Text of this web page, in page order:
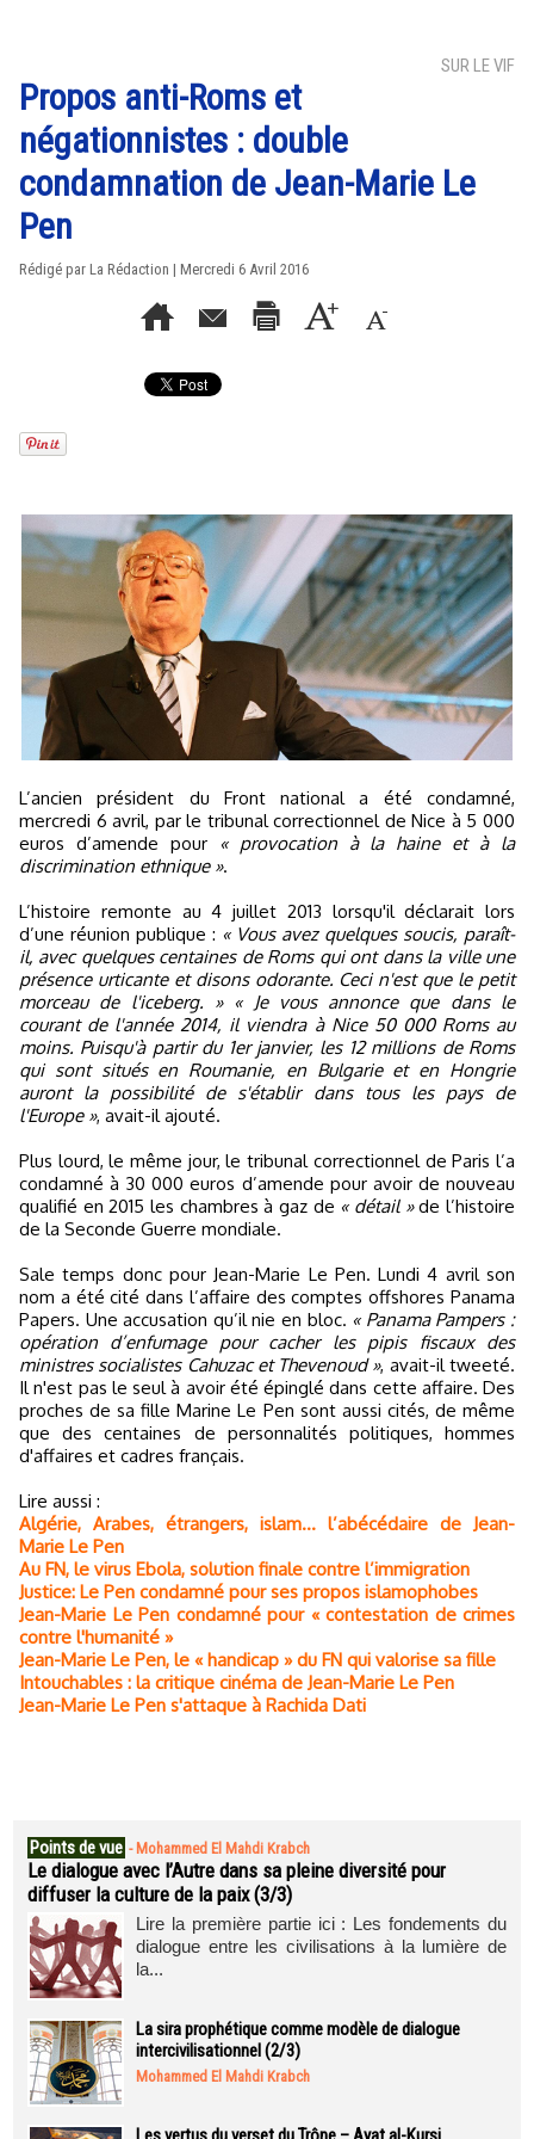
SUR LE VIF
Propos anti-Roms et
négationnistes : double
condamnation de Jean-Marie Le
Pen
Rédigé par La Rédaction | Mercredi 6 Avril 2016
L’ancien président du Front national a été condamné,
mercredi 6 avril, par le tribunal correctionnel de Nice à 5 000
euros d’amende pour
« provocation à la haine et à la
discrimination ethnique ».
L’histoire remonte au 4 juillet 2013 lorsqu'il déclarait lors
d’une réunion publique : « Vous avez quelques soucis, paraît-
il, avec quelques centaines de Roms qui ont dans la ville une
présence urticante et disons odorante. Ceci n'est que le petit
morceau de l'iceberg. » « Je vous annonce que dans le
courant de l'année 2014, il viendra à Nice 50 000 Roms au
moins. Puisqu'à partir du 1er janvier, les 12 millions de Roms
qui sont situés en Roumanie, en Bulgarie et en Hongrie
auront la possibilité de s'établir dans tous les pays de
l'Europe », avait-il ajouté.
Plus lourd, le même jour, le tribunal correctionnel de Paris l’a
condamné à 30 000 euros d’amende pour avoir de nouveau
qualifié en 2015 les chambres à gaz de « détail »de l’histoire
de la Seconde Guerre mondiale.
Sale temps donc pour Jean-Marie Le Pen. Lundi 4 avril son
nom a été cité dans l’affaire des comptes offshores Panama
Papers. Une accusation qu’il nie en bloc. « Panama Pampers :
opération d’enfumage pour cacher les pipis fiscaux des
ministres socialistes Cahuzac et Thevenoud », avait-il tweeté.
Il n'est pas le seul à avoir été épinglé dans cette affaire. Des
proches de sa fille Marine Le Pen sont aussi cités, de même
que des centaines de personnalités politiques, hommes
d'affaires et cadres français.
Lire aussi :
Algérie, Arabes, étrangers, islam… l’abécédaire de Jean-
Marie Le Pen
Au FN, le virus Ebola, solution finale contre l’immigration
Justice: Le Pen condamné pour ses propos islamophobes
Jean-Marie Le Pen condamné pour « contestation de crimes
contre l'humanité »
Jean-Marie Le Pen, le « handicap » du FN qui valorise sa fille
Intouchables : la critique cinéma de Jean-Marie Le Pen
Jean-Marie Le Pen s'attaque à Rachida Dati
Points de vue - Mohammed El Mahdi Krabch
Le dialogue avec l’Autre dans sa pleine diversité pour
diffuser la culture de la paix (3/3)
Lire la première partie ici : Les fondements du
dialogue entre les civilisations à la lumière de
la...
La sira prophétique comme modèle de dialogue
intercivilisationnel (2/3)
Mohammed El Mahdi Krabch